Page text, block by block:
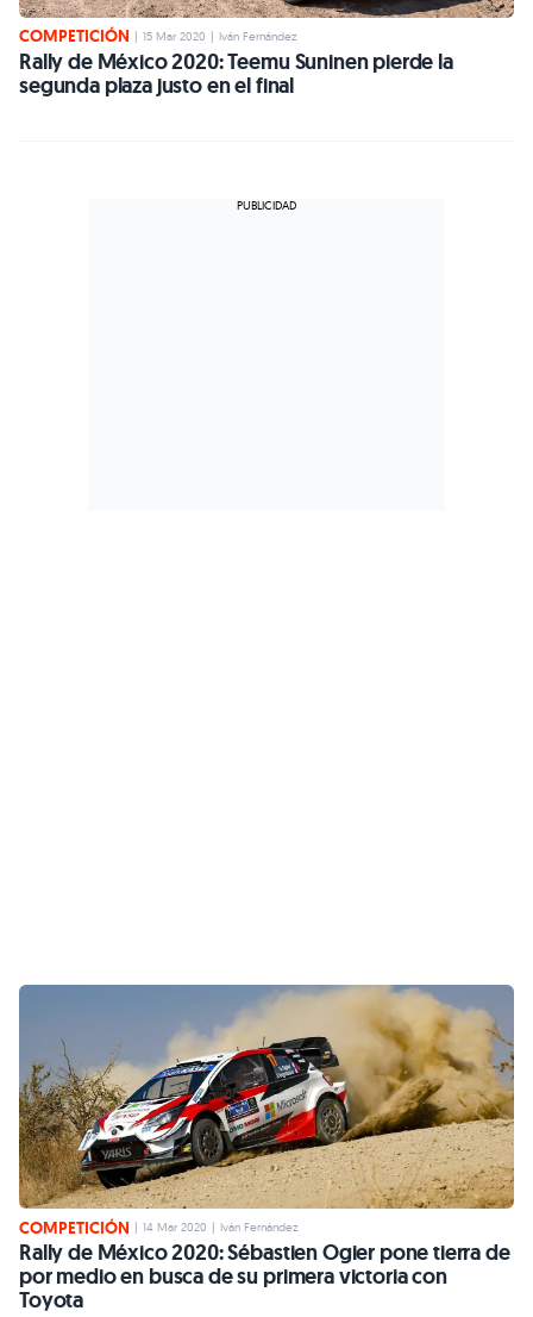
COMPETICIÓN | 15 Mar 2020 | Iván Fernández
Rally de México 2020: Teemu Suninen pierde la
segunda plaza justo en el final
COMPETICIÓN 14 Mar 2020 Iván Fernández
Rally de México 2020: Sébastien Ogier pone tierra de
por medio en busca de su primera victoria con
Toyota